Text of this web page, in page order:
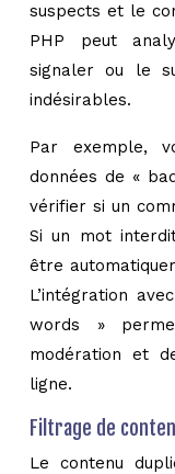
suspects et le
PHP peut
signaler ou le
indésirables.
Par exemple,
données de «
vérifier si un
Si un mot
être
L’intégration
words »
modération et
ligne.
Filtrage de
Le contenu